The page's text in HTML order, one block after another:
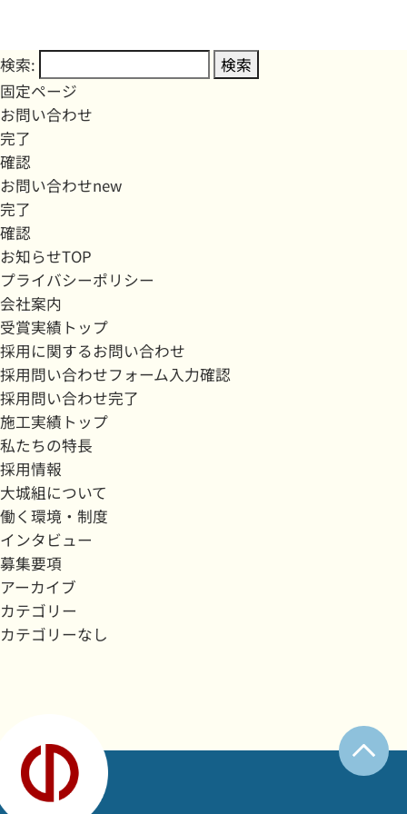
検索:
固定ページ
お問い合わせ
完了
確認
お問い合わせnew
完了
確認
お知らせTOP
プライバシーポリシー
会社案内
受賞実績トップ
採用に関するお問い合わせ
採用問い合わせフォーム入力確認
採用問い合わせ完了
施工実績トップ
私たちの特長
採用情報
大城組について
働く環境・制度
インタビュー
募集要項
アーカイブ
カテゴリー
カテゴリーなし